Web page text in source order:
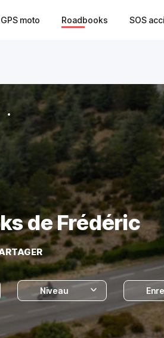
GPS moto Roadbooks SOS
de Frédéric
Niveau